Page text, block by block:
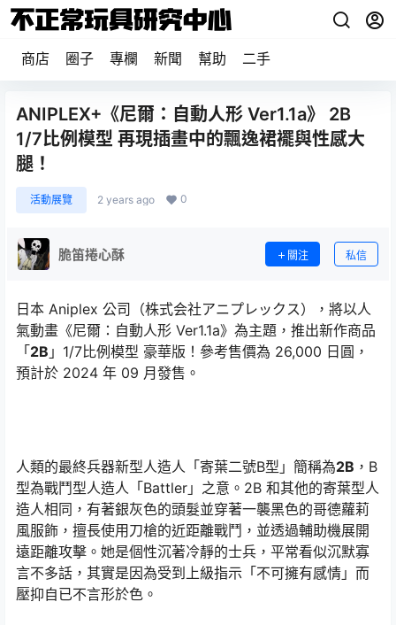
商店 圈子 專欄 新聞 幫助 二手
ANIPLEX+《尼爾：自動人形 Ver1.1a》 2B
1/7比例模型 再現插畫中的飄逸裙襬與性感大
腿！
活動展覽 2 years ago 0
脆笛捲心酥 關注 私信
日本 Aniplex 公司（株式会社アニプレックス），將以人
氣動畫《尼爾：自動人形 Ver1.1a》為主題，推出新作商品
「2B 」1/7比例模型 豪華版！參考售價為 26,000 日圓，
預計於 2024 年 09 月發售。
人類的最終兵器新型人造人「寄葉二號B型」簡稱為2B ，B
型為戰鬥型人造人「Battler」之意。2B 和其他的寄葉型人
造人相同，有著銀灰色的頭髮並穿著一襲黑色的哥德蘿莉
風服飾，擅長使用刀槍的近距離戰鬥，並透過輔助機展開
遠距離攻擊。她是個性沉著冷靜的士兵，平常看似沉默寡
言不多話，其實是因為受到上級指示「不可擁有感情」而
壓抑自已不言形於色。